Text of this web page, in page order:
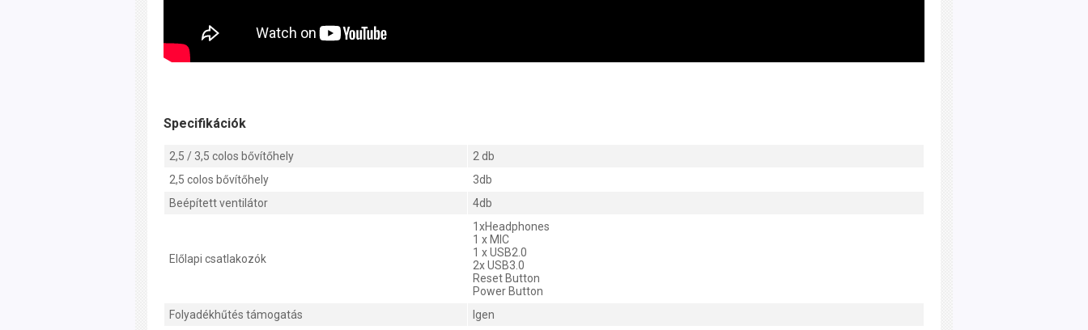
Specifikációk
2,5 / 3,5 colos bővítőhely
2 db
2,5 colos bővítőhely
3db
Beépített ventilátor
4db
Előlapi csatlakozók
1xHeadphones
1 x MIC
1 x USB2.0
2x USB3.0
Reset Button
Power Button
Folyadékhűtés támogatás
Igen